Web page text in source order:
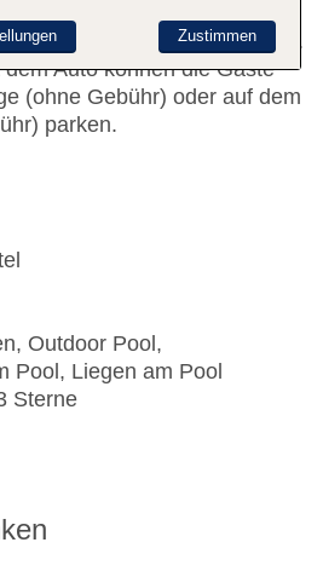
Ein schöner Garten und ein
Gelände der Unterbringung.
Auto können die Gäste
(ohne Gebühr) oder auf dem
parken.
Outdoor Pool,
Pool, Liegen am Pool
Sterne
Zustimmen